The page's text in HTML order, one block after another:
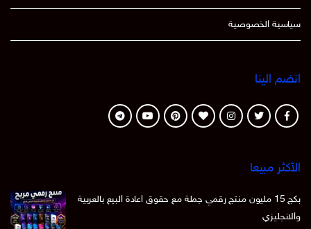
سياسية الخصوصية
انضم الينا
الأكثر مبيعا
بكج 15 مليون منتج رقمي جملة مع حقوق اعادة البيع بالعربية
والانجليزي